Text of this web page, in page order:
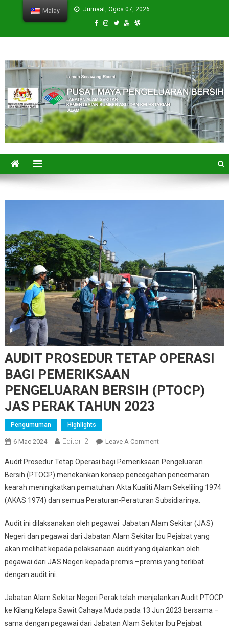
Jumaat, Ogos 07, 2026
CPVC
AUDIT PROSEDUR TETAP OPERASI
BAGI PEMERIKSAAN
PENGELUARAN BERSIH (PTOCP)
JAS PERAK TAHUN 2023
Pengumuman Highlights
6 Mac 2024 Editor_2 Leave A CommentOn
PROSEDUR
TETAP
OPERASI
BAGI
PENGELUARAN
BERSIH
(PTOCP)
JAS
2023
Audit Prosedur Tetap Operasi bagi Pemeriksaan Pengeluaran
Bersih (PTOCP) menekankan konsep pencegahan pencemaran
kearah meningkatkan pematuhan Akta Kualiti Alam Sekeliling 1974
(AKAS 1974) dan semua Peraturan-Peraturan Subsidiarinya.
Audit ini dilaksanakan oleh pegawai Jabatan Alam Sekitar (JAS)
Negeri dan pegawai dari Jabatan Alam Sekitar Ibu Pejabat yang
akan melihat kepada pelaksanaan audit yang dijalankan oleh
pegawai dari JAS Negeri kepada premis –premis yang terlibat
dengan audit ini.
Jabatan Alam Sekitar Negeri Perak telah menjalankan Audit PTOCP
ke Kilang Kelapa Sawit Cahaya Muda pada 13 Jun 2023 bersama –
sama dengan pegawai dari Jabatan Alam Sekitar Ibu Pejabat
Malay